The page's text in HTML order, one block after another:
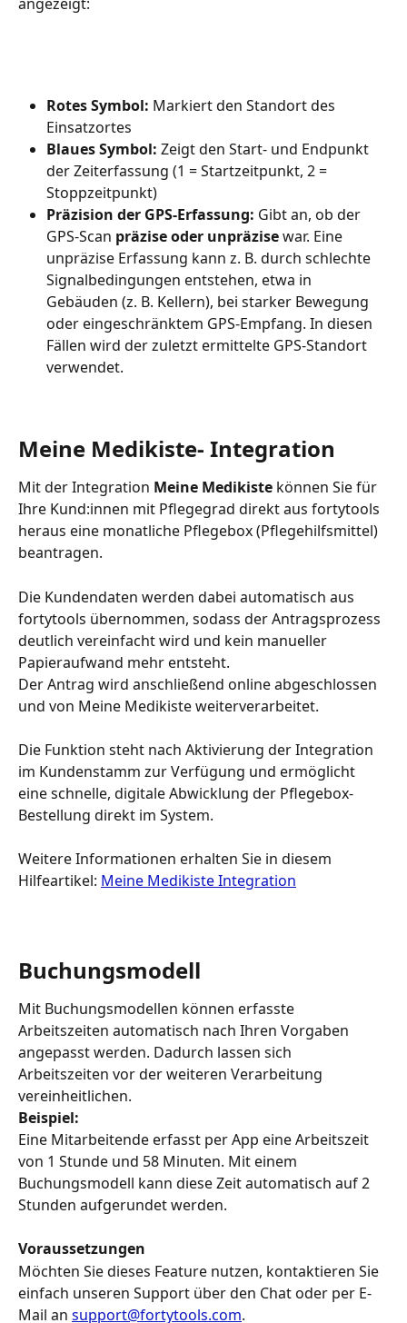
Rotes Symbol: Markiert den Standort des
Einsatzortes
Blaues Symbol: Zeigt den Start- und Endpunkt
der Zeiterfassung (1 = Startzeitpunkt, 2 =
Stoppzeitpunkt)
Präzision der GPS-Erfassung: Gibt an, ob der
GPS-Scan präzise oder unpräzise war. Eine
unpräzise Erfassung kann z. B. durch schlechte
Signalbedingungen entstehen, etwa in
Gebäuden (z. B. Kellern), bei starker Bewegung
oder eingeschränktem GPS-Empfang. In diesen
Fällen wird der zuletzt ermittelte GPS-Standort
verwendet.
Meine Medikiste- Integration
Mit der Integration Meine Medikiste können Sie für
Ihre Kund:innen mit Pflegegrad direkt aus fortytools
heraus eine monatliche Pflegebox (Pflegehilfsmittel)
beantragen.
Die Kundendaten werden dabei automatisch aus
fortytools übernommen, sodass der Antragsprozess
deutlich vereinfacht wird und kein manueller
Papieraufwand mehr entsteht.
Der Antrag wird anschließend online abgeschlossen
und von Meine Medikiste weiterverarbeitet.
Die Funktion steht nach Aktivierung der Integration
im Kundenstamm zur Verfügung und ermöglicht
eine schnelle, digitale Abwicklung der Pflegebox-
Bestellung direkt im System.
Weitere Informationen erhalten Sie in diesem
Hilfeartikel: Meine Medikiste Integration
Buchungsmodell
Mit Buchungsmodellen können erfasste
Arbeitszeiten automatisch nach Ihren Vorgaben
angepasst werden. Dadurch lassen sich
Arbeitszeiten vor der weiteren Verarbeitung
vereinheitlichen.
Beispiel:
Eine Mitarbeitende erfasst per App eine Arbeitszeit
von 1 Stunde und 58 Minuten. Mit einem
Buchungsmodell kann diese Zeit automatisch auf 2
Stunden aufgerundet werden.
Voraussetzungen
Möchten Sie dieses Feature nutzen, kontaktieren Sie
einfach unseren Support über den Chat oder per E-
Mail an support@fortytools.com.